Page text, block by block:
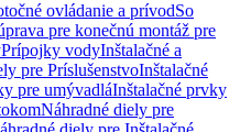
ovládanie a prívodSo
pre konečnú montáž pre
Prípojky vodyInštalačné a
pre PríslušenstvoInštalačné
pre umývadláInštalačné prvky
Náhradné diely pre